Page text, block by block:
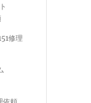
修理